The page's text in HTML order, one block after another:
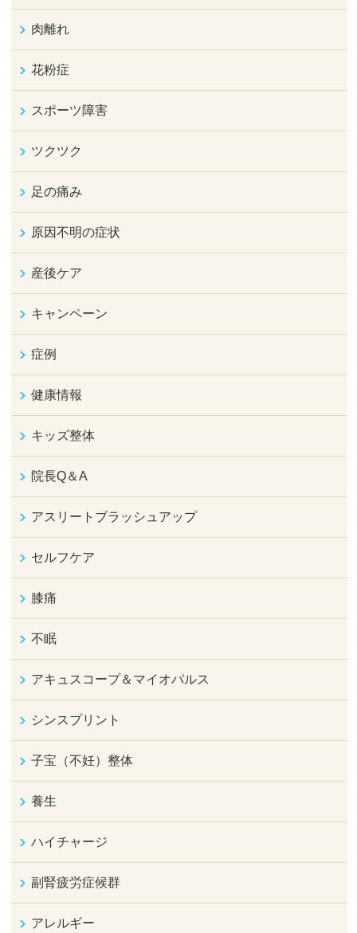
肉離れ
花粉症
スポーツ障害
ツクツク
足の痛み
原因不明の症状
産後ケア
キャンペーン
症例
健康情報
キッズ整体
院長Q＆A
アスリートブラッシュアップ
セルフケア
膝痛
不眠
アキュスコープ＆マイオパルス
シンスプリント
子宝（不妊）整体
養生
ハイチャージ
副腎疲労症候群
アレルギー